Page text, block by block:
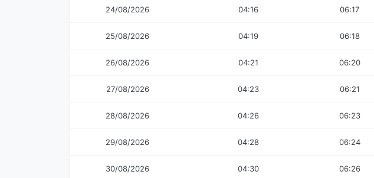
24/08/2026 04:16 06:17
25/08/2026 04:19 06:18
26/08/2026 04:21 06:20
27/08/2026 04:23 06:21
28/08/2026 04:26 06:23
29/08/2026 04:28 06:24
30/08/2026 04:30 06:26